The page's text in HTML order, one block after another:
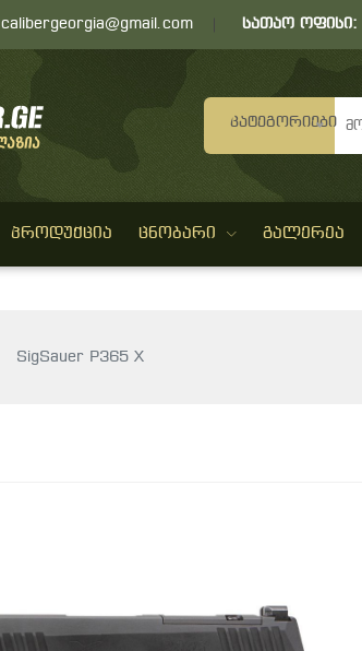
calibergeorgia@gmail.com სათაო ოფისი:
Კატეგორიები
ᲞᲠᲝᲓᲣᲥᲪᲘᲐ ᲪᲜᲝᲑᲐᲠᲘ ᲒᲐᲚᲔᲠᲔᲐ
SigSauer P365 X